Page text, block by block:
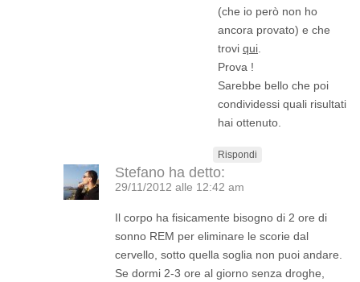
(che io però non ho
ancora provato) e che
trovi qui
Prova !
Sarebbe bello che poi
condividessi quali risultati
hai ottenuto.
Rispondi
Stefano ha detto:
29/11/2012 alle 12:42 am
Il corpo ha fisicamente bisogno di 2 ore di
sonno REM per eliminare le scorie dal
cervello, sotto quella soglia non puoi andare.
Se dormi 2-3 ore al giorno senza droghe,